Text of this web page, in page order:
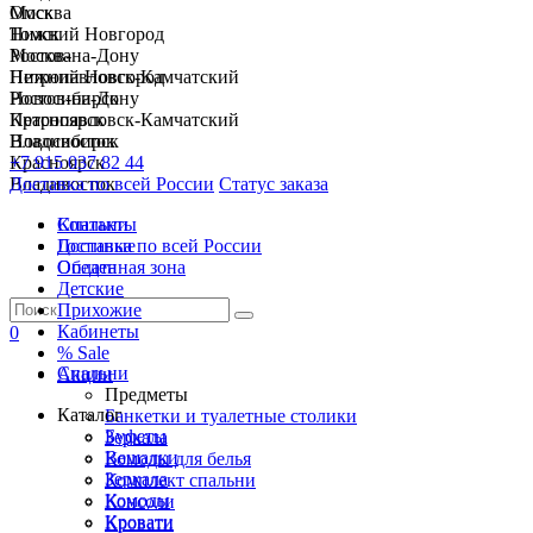
Москва
Нижний Новгород
Ростов-на-Дону
Петропавловск-Камчатский
Новосибирск
Красноярск
Владивосток
+7 915 037 82 44
Доставка по всей России Статус заказа
Спальни
Гостиные
Обеденная зона
Детские
Прихожие
Кабинеты
% Sale
Акции
Каталог
Буфеты
Вешалки
Зеркала
Комоды
Кровати
Омск
Томск
Москва
Нижний Новгород
Ростов-на-Дону
Петропавловск-Камчатский
Новосибирск
Красноярск
Владивосток
Контакты
Доставка по всей России
Оплата
0
Спальни
Предметы
Банкетки и туалетные столики
Зеркала
Комоды для белья
Комплект спальни
Консоли
Кровати